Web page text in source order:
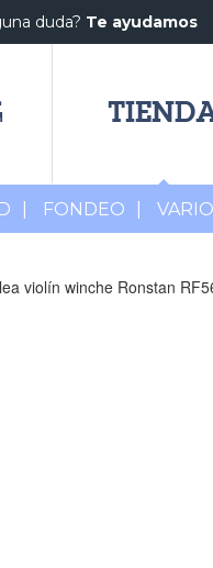
duda? Te ayudamos
FONDEO
violín winche Ronstan